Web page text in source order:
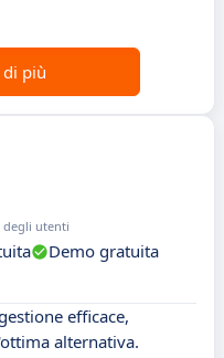
di più
degli utenti
Demo gratuita
efficace,
alternativa.